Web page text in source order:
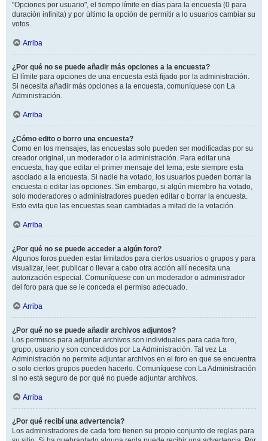
"Opciones por usuario", el tiempo límite en días para la encuesta (0 para
duración infinita) y por último la opción de permitir a lo usuarios cambiar su
votos.
Arriba
¿Por qué no se puede añadir más opciones a la encuesta?
El límite para opciones de una encuesta está fijado por la administración.
Si necesita añadir más opciones a la encuesta, comuníquese con La
Administración.
Arriba
¿Cómo edito o borro una encuesta?
Como en los mensajes, las encuestas solo pueden ser modificadas por su
creador original, un moderador o la administración. Para editar una
encuesta, hay que editar el primer mensaje del tema; este siempre esta
asociado a la encuesta. Si nadie ha votado, los usuarios pueden borrar la
encuesta o editar las opciones. Sin embargo, si algún miembro ha votado,
solo moderadores o administradores pueden editar o borrar la encuesta.
Esto evita que las encuestas sean cambiadas a mitad de la votación.
Arriba
¿Por qué no se puede acceder a algún foro?
Algunos foros pueden estar limitados para ciertos usuarios o grupos y para
visualizar, leer, publicar o llevar a cabo otra acción allí necesita una
autorización especial. Comuníquese con un moderador o administrador
del foro para que se le conceda el permiso adecuado.
Arriba
¿Por qué no se puede añadir archivos adjuntos?
Los permisos para adjuntar archivos son individuales para cada foro,
grupo, usuario y son concedidos por La Administración. Tal vez La
Administración no permite adjuntar archivos en el foro en que se encuentra
o solo ciertos grupos pueden hacerlo. Comuníquese con La Administración
si no está seguro de por qué no puede adjuntar archivos.
Arriba
¿Por qué recibí una advertencia?
Los administradores de cada foro tienen su propio conjunto de reglas para